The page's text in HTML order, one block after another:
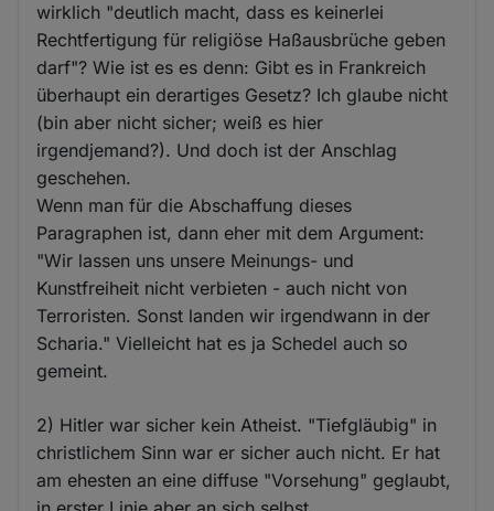
wirklich "deutlich macht, dass es keinerlei
Rechtfertigung für religiöse Haßausbrüche geben
darf"? Wie ist es es denn: Gibt es in Frankreich
überhaupt ein derartiges Gesetz? Ich glaube nicht
(bin aber nicht sicher; weiß es hier
irgendjemand?). Und doch ist der Anschlag
geschehen.
Wenn man für die Abschaffung dieses
Paragraphen ist, dann eher mit dem Argument:
"Wir lassen uns unsere Meinungs- und
Kunstfreiheit nicht verbieten - auch nicht von
Terroristen. Sonst landen wir irgendwann in der
Scharia." Vielleicht hat es ja Schedel auch so
gemeint.
2) Hitler war sicher kein Atheist. "Tiefgläubig" in
christlichem Sinn war er sicher auch nicht. Er hat
am ehesten an eine diffuse "Vorsehung" geglaubt,